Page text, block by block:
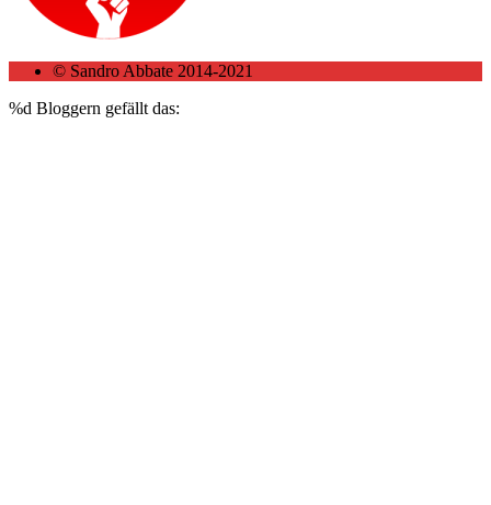
© Sandro Abbate 2014-2021
%d Bloggern gefällt das: